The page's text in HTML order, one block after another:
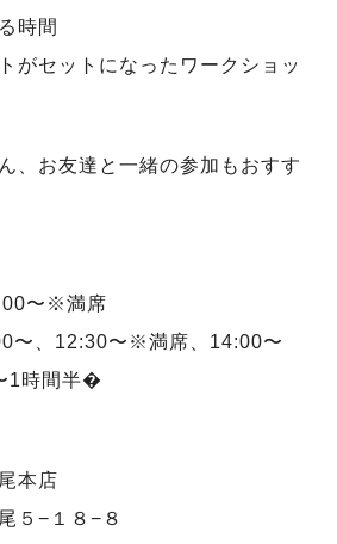
時間
がセットになったワークショッ
、お友達と一緒の参加もおすす
〜※満席
〜、12:30〜※満席、14:00〜
1時間半�
本店
尾５−１８−８